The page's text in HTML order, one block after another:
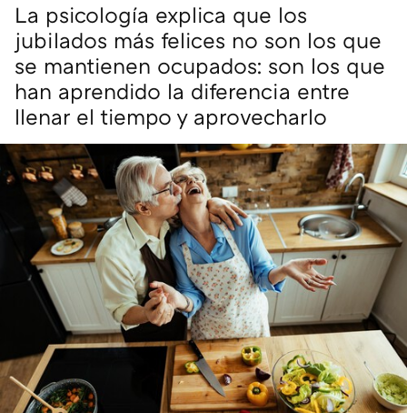
La psicología explica que los
jubilados más felices no son los que
se mantienen ocupados: son los que
han aprendido la diferencia entre
llenar el tiempo y aprovecharlo